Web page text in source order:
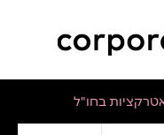
בחו"ל